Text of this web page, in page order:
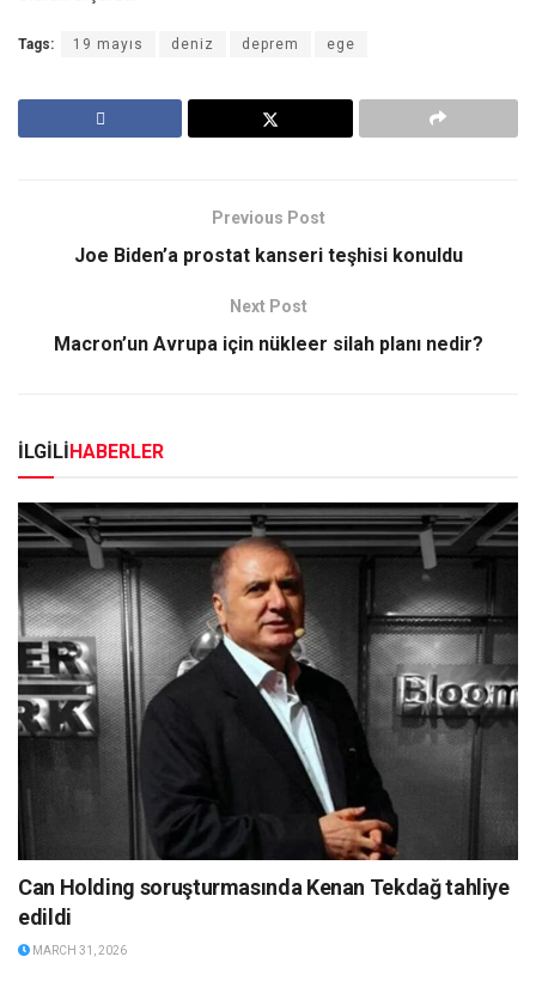
Tags: 19 mayıs deniz deprem ege
Previous Post
Joe Biden’a prostat kanseri teşhisi konuldu
Next Post
Macron’un Avrupa için nükleer silah planı nedir?
İLGİLİHABERLER
Can Holding soruşturmasında Kenan Tekdağ tahliye
edildi
MARCH 31, 2026